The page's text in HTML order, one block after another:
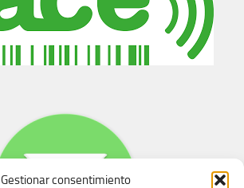
Gestionar consentimiento